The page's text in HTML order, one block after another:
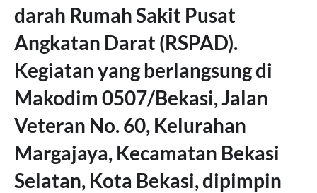
darah Rumah Sakit Pusat
Angkatan Darat (RSPAD).
Kegiatan yang berlangsung di
Makodim 0507/Bekasi, Jalan
Veteran No. 60, Kelurahan
Margajaya, Kecamatan Bekasi
Selatan, Kota Bekasi, dipimpin